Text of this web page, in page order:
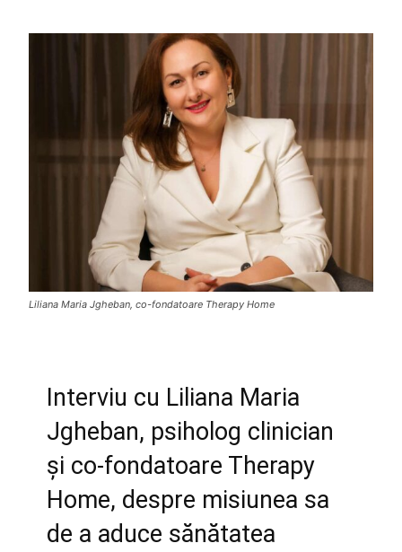
Liliana Maria Jgheban, co-fondatoare Therapy Home
Interviu cu Liliana Maria
Jgheban, psiholog clinician
și co-fondatoare Therapy
Home, despre misiunea sa
de a aduce sănătatea